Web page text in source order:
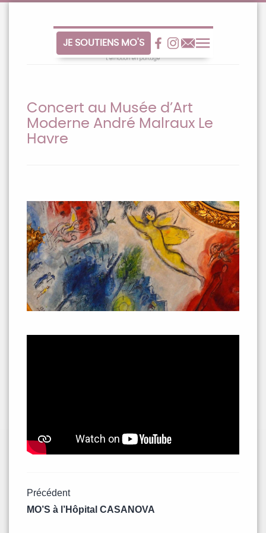
JE SOUTIENS MO'S
Facebook
Facebook
Contact
Menu
Concert au Musée d’Art
Moderne André Malraux Le
Havre
Navigation
Précédent
MO’S à l’Hôpital CASANOVA